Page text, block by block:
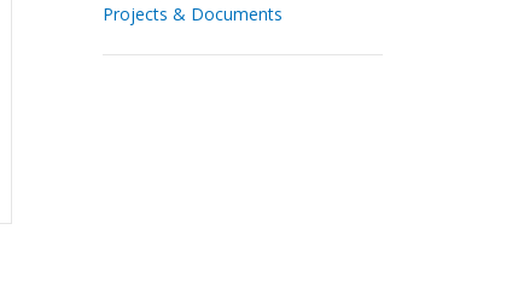
Projects & Documents